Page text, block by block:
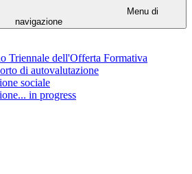
Menu di
navigazione
Triennale dell'Offerta Formativa
di autovalutazione
sociale
in progress